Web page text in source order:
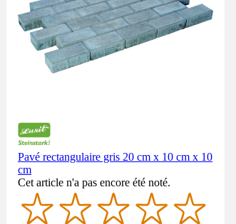
Pavé rectangulaire gris 20 cm x 10 cm x 10
cm
Cet article n'a pas encore été noté.